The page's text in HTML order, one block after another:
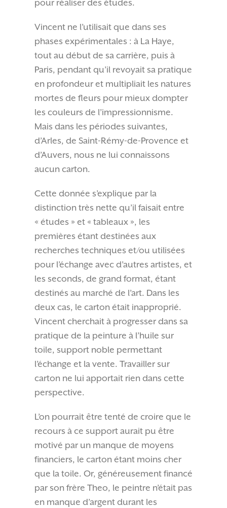
pour réaliser des études.
Vincent ne l’utilisait que dans ses
phases expérimentales : à La Haye,
tout au début de sa carrière, puis à
Paris, pendant qu’il revoyait sa pratique
en profondeur et multipliait les natures
mortes de fleurs pour mieux dompter
les couleurs de l’impressionnisme.
Mais dans les périodes suivantes,
d’Arles, de Saint-Rémy-de-Provence et
d’Auvers, nous ne lui connaissons
aucun carton.
Cette donnée s’explique par la
distinction très nette qu’il faisait entre
« études » et « tableaux », les
premières étant destinées aux
recherches techniques et/ou utilisées
pour l’échange avec d’autres artistes, et
les seconds, de grand format, étant
destinés au marché de l’art. Dans les
deux cas, le carton était inapproprié.
Vincent cherchait à progresser dans sa
pratique de la peinture à l’huile sur
toile, support noble permettant
l’échange et la vente. Travailler sur
carton ne lui apportait rien dans cette
perspective.
L’on pourrait être tenté de croire que le
recours à ce support aurait pu être
motivé par un manque de moyens
financiers, le carton étant moins cher
que la toile. Or, généreusement financé
par son frère Theo, le peintre n’était pas
en manque d’argent durant les